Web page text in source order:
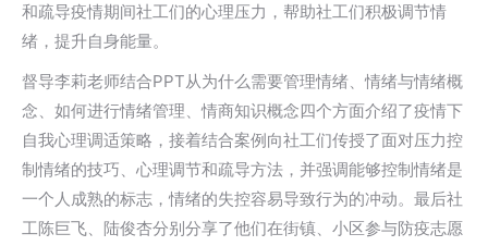
和疏导疫情期间社工们的心理压力，帮助社工们积极调节情
绪，提升自身能量。
督导李莉老师结合PPT从为什么需要管理情绪、情绪与情绪概
念、如何进行情绪管理、情商知识概念四个方面介绍了疫情下
自我心理调适策略，接着结合案例向社工们传授了面对压力控
制情绪的技巧、心理调节和疏导方法，并强调能够控制情绪是
一个人成熟的标志，情绪的失控容易导致行为的冲动。最后社
工陈巨飞、陆俊杏分别分享了他们在街镇、小区参与防疫志愿